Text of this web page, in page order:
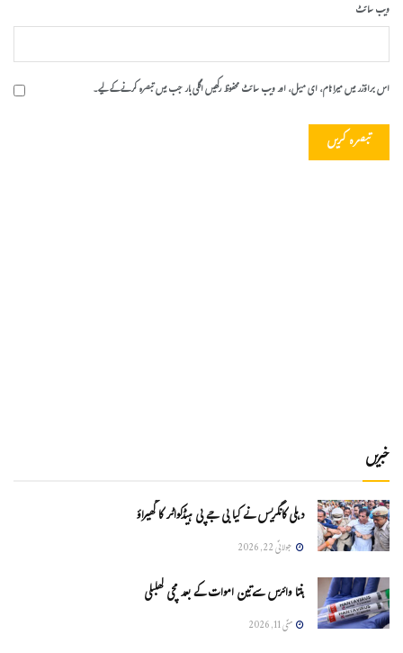
ویب‌ سائٹ
اس براؤزر میں میرا نام، ای میل، اور ویب سائٹ محفوظ رکھیں اگلی بار جب میں تبصرہ کرنے کےلیے۔
خبریں
دہلی کانگریس نے کیا بی جے پی ہیڈکواٹر کا گھیراؤ
جولائی 22, 2026
ہنتا وائرس سےتین اموات کے بعد مچی کھلبلی
مئی 11, 2026